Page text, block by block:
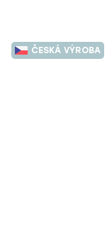
ČESKÁ VÝROBA